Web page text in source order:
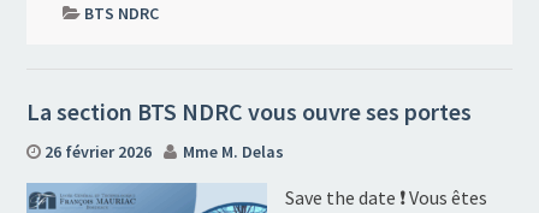
BTS NDRC
La section BTS NDRC vous ouvre ses portes
26 février 2026 Mme M. Delas
Save the date ❗ Vous êtes